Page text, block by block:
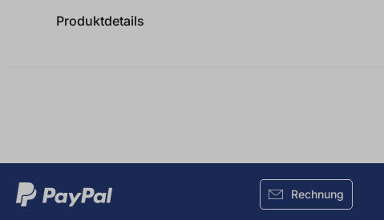
Produktdetails
Rechnung